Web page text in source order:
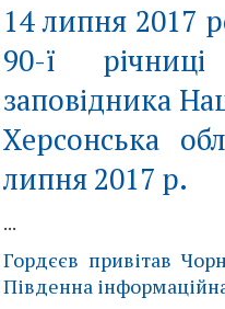
14 липня 2017
90-ї річниці
заповідника
Херсонська
липня 2017 р.
...
Гордєєв привітав
Південна